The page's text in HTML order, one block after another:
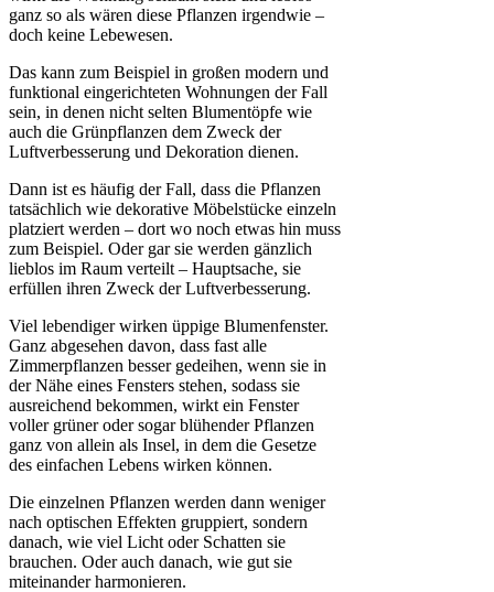
ganz so als wären diese Pflanzen irgendwie –
doch keine Lebewesen.
Das kann zum Beispiel in großen modern und
funktional eingerichteten Wohnungen der Fall
sein, in denen nicht selten Blumentöpfe wie
auch die Grünpflanzen dem Zweck der
Luftverbesserung und Dekoration dienen.
Dann ist es häufig der Fall, dass die Pflanzen
tatsächlich wie dekorative Möbelstücke einzeln
platziert werden – dort wo noch etwas hin muss
zum Beispiel. Oder gar sie werden gänzlich
lieblos im Raum verteilt – Hauptsache, sie
erfüllen ihren Zweck der Luftverbesserung.
Viel lebendiger wirken üppige Blumenfenster.
Ganz abgesehen davon, dass fast alle
Zimmerpflanzen besser gedeihen, wenn sie in
der Nähe eines Fensters stehen, sodass sie
ausreichend bekommen, wirkt ein Fenster
voller grüner oder sogar blühender Pflanzen
ganz von allein als Insel, in dem die Gesetze
des einfachen Lebens wirken können.
Die einzelnen Pflanzen werden dann weniger
nach optischen Effekten gruppiert, sondern
danach, wie viel Licht oder Schatten sie
brauchen. Oder auch danach, wie gut sie
miteinander harmonieren.